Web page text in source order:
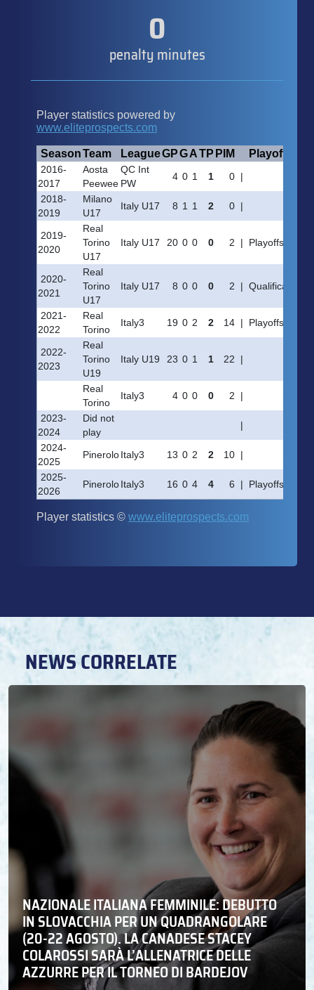
0
penalty minutes
NEWS CORRELATE
NAZIONALE ITALIANA FEMMINILE: DEBUTTO
IN SLOVACCHIA PER UN QUADRANGOLARE
(20-22 AGOSTO). LA CANADESE STACEY
COLAROSSI SARÀ L’ALLENATRICE DELLE
AZZURRE PER IL TORNEO DI BARDEJOV